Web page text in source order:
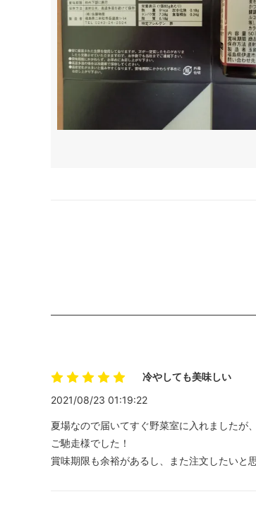
冷やしても美味しい
2021/08/23 01:19:22
夏場なので届いてすぐ野菜室に入れましたが
ご馳走様でした！
賞味期限も余裕があるし、また注文したいと思